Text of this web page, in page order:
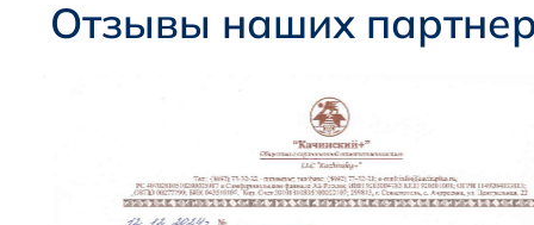
Отзывы наших